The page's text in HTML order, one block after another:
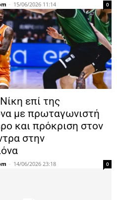
- 15/06/2026 11:14 0
επί της
με πρωταγωνιστή
και πρόκριση στον
στην
- 14/06/2026 23:18 0